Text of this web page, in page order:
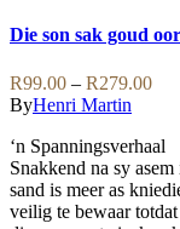
options
may
be
chosen
on
the
product
page
has
multiple
variants.
The
options
may
be
chosen
on
Die son sak goud
R99.00 – R279.00Price
ByHenri Martin
‘n Spanningsverhaal
Snakkend na sy
sand is meer as
veilig te bewaar